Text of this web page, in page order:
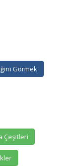
Görmek
Çeşitleri